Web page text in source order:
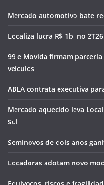
Mercado automotivo bate
Localiza lucra R$ 1bi no
99 e Movida firmam
veículos
ABLA contrata executiva para
Mercado aquecido leva
Sul
Seminovos de dois anos
Locadoras adotam novo
Equívocos, riscos e